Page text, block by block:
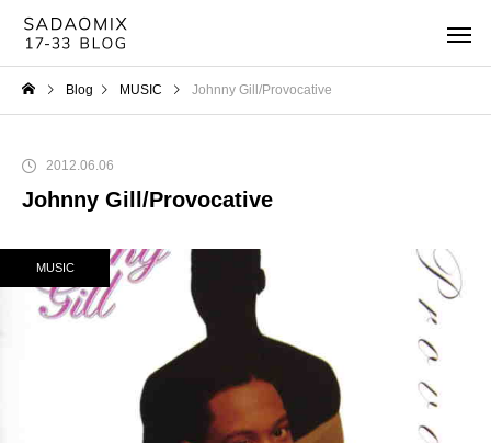
Blog MUSIC Johnny Gill/Provocative
2012.06.06
Johnny Gill/Provocative
MUSIC